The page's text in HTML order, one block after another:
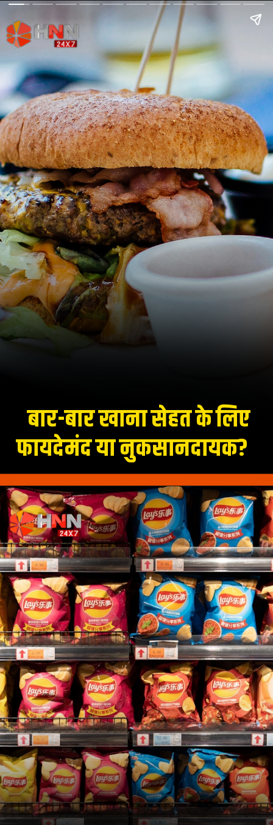
बार-बार खाना सेहत के लिए
फायदेमंद या नुकसानदायक?